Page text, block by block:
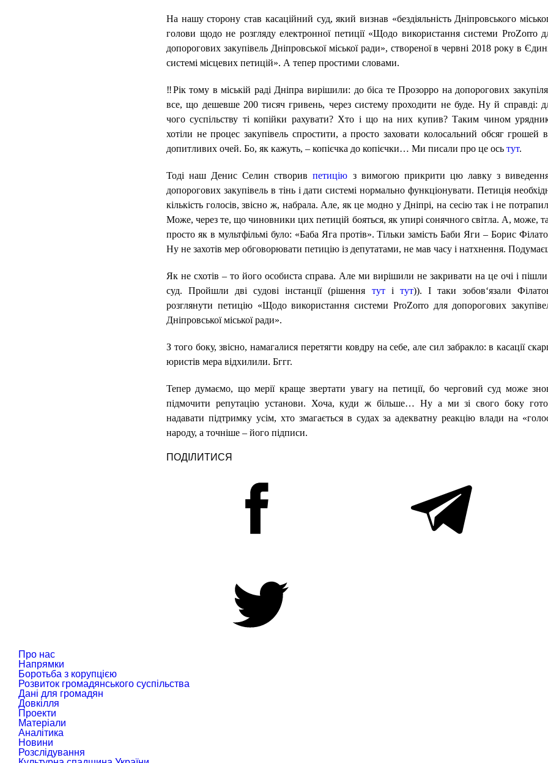
На нашу сторону став касаційний суд, який визнав «бездіяльність Дніпровського
голови щодо не розгляду електронної петиції «Щодо використання системи ProZorro
допорогових закупівель Дніпровської міської ради», створеної в червні 2018 року в
системі місцевих петицій». А тепер простими словами.
‼️Рік тому в міській раді Дніпра вирішили: до біса те Прозорро на допорогових
все, що дешевше 200 тисяч гривень, через систему проходити не буде. Ну й справді:
чого суспільству ті копійки рахувати? Хто і що на них купив? Таким чином
хотіли не процес закупівель спростити, а просто заховати колосальний обсяг грошей
допитливих очей. Бо, як кажуть, – копієчка до копієчки… Ми писали про це ось тут.
Тоді наш Денис Селин створивпетицію з вимогою прикрити цю лавку з
допорогових закупівель в тінь і дати системі нормально функціонувати. Петиція
кількість голосів, звісно ж, набрала. Але, як це модно у Дніпрі, на сесію так і не
Може, через те, що чиновники цих петицій бояться, як упирі сонячного світла. А, може,
просто як в мультфільмі було: «Баба Яга протів». Тільки замість Баби Яги – Борис
Ну не захотів мер обговорювати петицію із депутатами, не мав часу і натхнення.
Як не схотів – то його особиста справа. Але ми вирішили не закривати на це очі і
суд. Пройшли дві судові інстанції (рішення туті тут)). І таки зобов‘язали
розглянути петицію «Щодо використання системи ProZorro для допорогових
Дніпровської міської ради».
З того боку, звісно, намагалися перетягти ковдру на себе, але сил забракло: в касації
юристів мера відхилили. Бггг.
Тепер думаємо, що мерії краще звертати увагу на петиції, бо черговий суд може
підмочити репутацію установи. Хоча, куди ж більше… Ну а ми зі свого боку
надавати підтримку усім, хто змагається в судах за адекватну реакцію влади на
народу, а точніше – його підписи.
ПОДІЛИТИСЯ
Про нас
Напрямки
Боротьба з корупцією
Розвиток громадянського суспільства
Дані для громадян
Довкілля
Проекти
Матеріали
Аналітика
Новини
Розслідування